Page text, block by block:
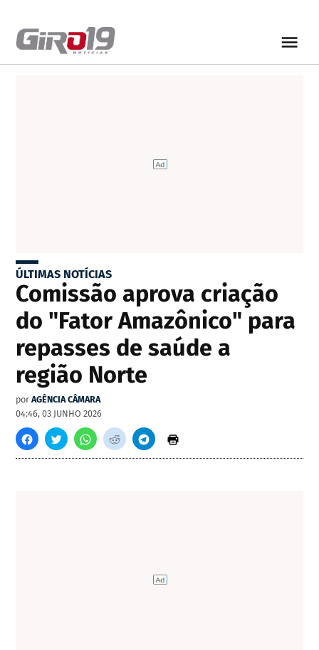
ÚLTIMAS NOTÍCIAS
Comissão aprova criação
do "Fator Amazônico" para
repasses de saúde a
região Norte
por AGÊNCIA CÂMARA
04:46, 03 JUNHO 2026